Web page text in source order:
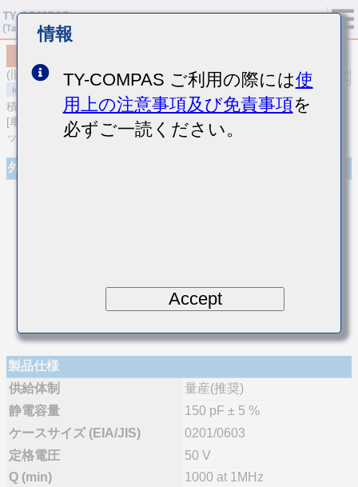
(旧品番 UMK063CG151JTHF)
積層セラミックコンデンサ
[車載ボディ/インフォ＆高信頼用 (AEC-Q200 Qualified) 積層セラミ
ックコンデンサ (温度補償用)]
外観
製品仕様
供給体制
量産(推奨)
静電容量
150 pF ± 5 %
ケースサイズ (EIA/JIS)
0201/0603
定格電圧
50 V
Q (min)
1000 at 1MHz
情報
TY-COMPAS ご利用の際には使
用上の注意事項及び免責事項を
必ずご一読ください。
Accept